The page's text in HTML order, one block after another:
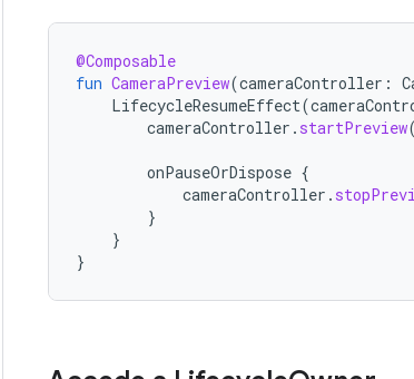
@Composable
fun CameraPreview(cameraController :
LifecycleResumeEffect(
cameraController . startPreview
onPauseOrDispose {
cameraController .
}
}
}